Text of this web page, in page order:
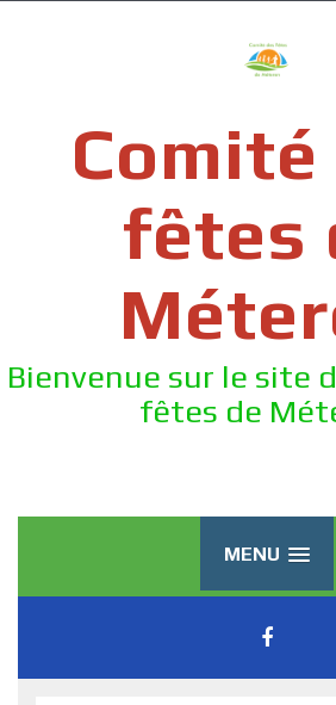
Comité
fêtes
Bienvenue sur le site
fêtes de
MENU